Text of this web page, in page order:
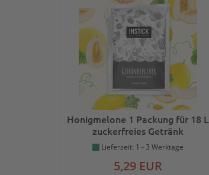
Honigmelone 1 Packung für 18 L
zuckerfreies Getränk
Lieferzeit: 1 - 3 Werktage
5,29 EUR